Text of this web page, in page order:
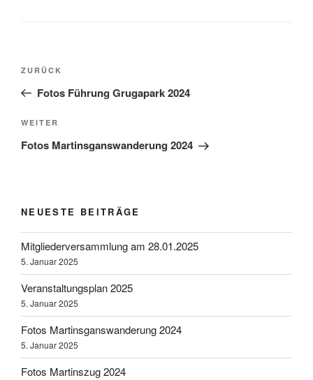
Beitragsnavigation
Vorheriger
Beitrag
ZURÜCK
Fotos Führung Grugapark 2024
Nächster
Beitrag
WEITER
Fotos Martinsganswanderung 2024
NEUESTE BEITRÄGE
Mitgliederversammlung am 28.01.2025
5. Januar 2025
Veranstaltungsplan 2025
5. Januar 2025
Fotos Martinsganswanderung 2024
5. Januar 2025
Fotos Martinszug 2024